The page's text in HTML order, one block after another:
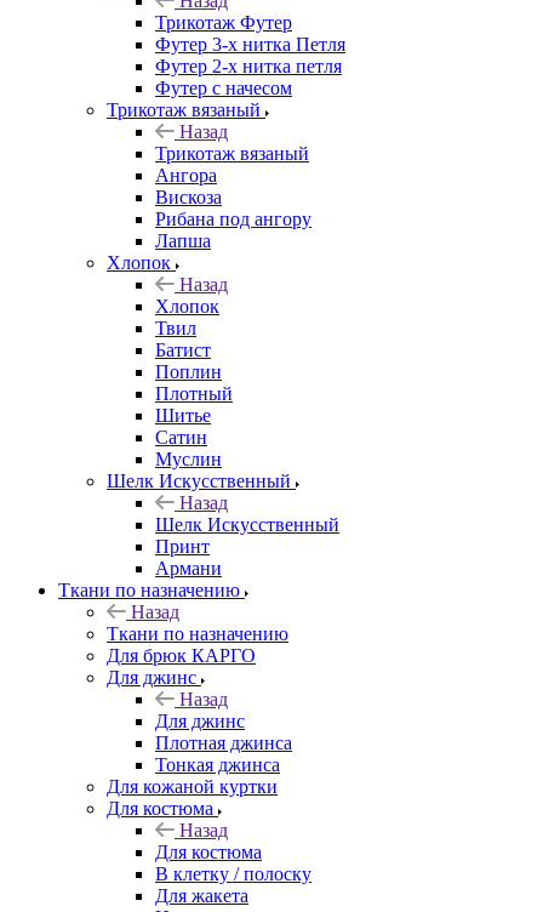
Трикотаж Футер
Футер 3-х нитка Петля
Футер 2-х нитка петля
Футер с начесом
Трикотаж вязаный
Назад
Трикотаж вязаный
Ангора
Вискоза
Рибана под ангору
Лапша
Хлопок
Назад
Хлопок
Твил
Батист
Поплин
Плотный
Шитье
Сатин
Муслин
Шелк Искусственный
Назад
Шелк Искусственный
Принт
Армани
Ткани по назначению
Назад
Ткани по назначению
Для брюк КАРГО
Для джинс
Назад
Для джинс
Плотная джинса
Тонкая джинса
Для кожаной куртки
Для костюма
Назад
Для костюма
В клетку / полоску
Для жакета